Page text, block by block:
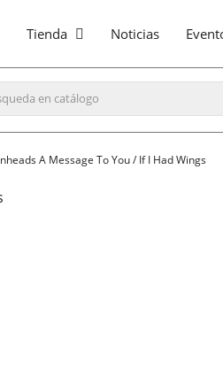
Tienda Noticias
A Message To You / If I Had Wings